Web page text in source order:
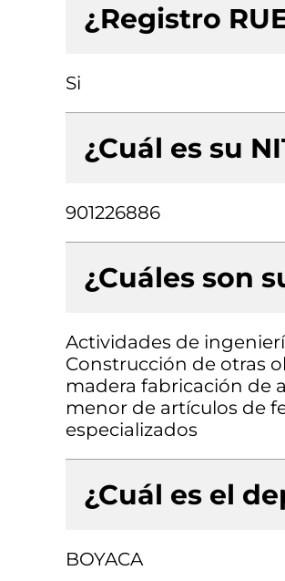
¿Registro
Si
¿Cuál es su
901226886
¿Cuáles son
Actividades de
Construcción de otras
madera fabricación de
menor de artículos de
especializados
¿Cuál es el
BOYACA